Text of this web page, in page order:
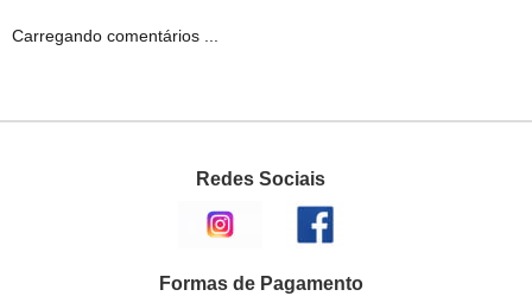
Carregando comentários ...
Redes Sociais
Formas de Pagamento